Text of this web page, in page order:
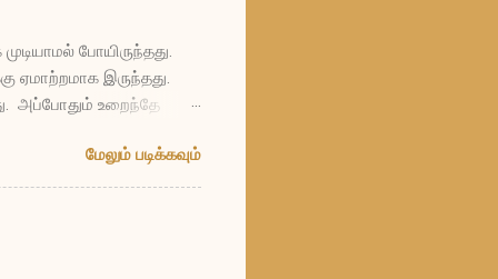
போயிருந்தது.
ஏமாற்றமாக இருந்தது.
அப்போதும் உறைந்தே
எத்தனையோ வருடங்கள் நான்
தாவரங்களுமாக
என்னால்
நான்
மேலும் படிக்கவும்